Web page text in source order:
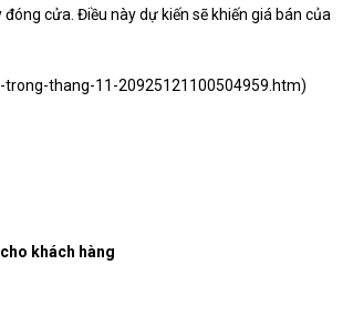
cửa. Điều này dự kiến sẽ khiến giá bán của
thang-11-20925121100504959.htm)
khách hàng